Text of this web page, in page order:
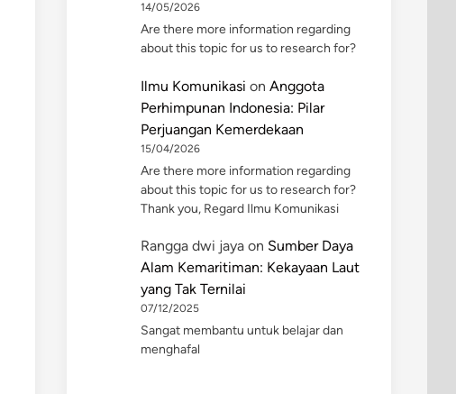
14/05/2026
Are there more information regarding
about this topic for us to research for?
Ilmu Komunikasi on Anggota
Perhimpunan Indonesia: Pilar
Perjuangan Kemerdekaan
15/04/2026
Are there more information regarding
about this topic for us to research for?
Thank you, Regard Ilmu Komunikasi
Rangga dwi jaya on Sumber Daya
Alam Kemaritiman: Kekayaan Laut
yang Tak Ternilai
07/12/2025
Sangat membantu untuk belajar dan
menghafal